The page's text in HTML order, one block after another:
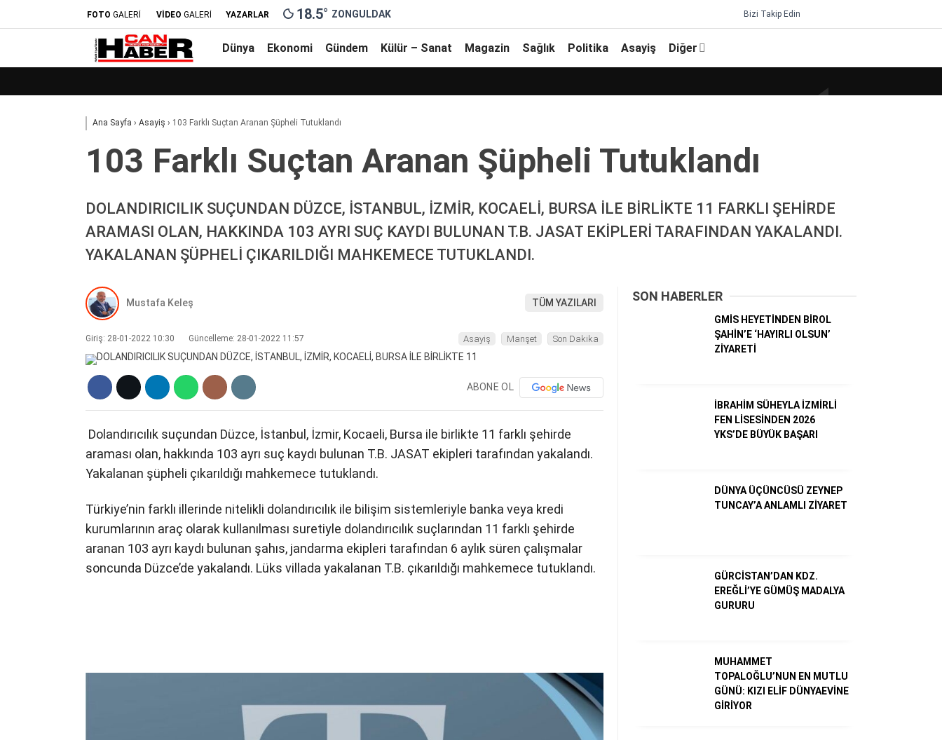
Gündem
Külür – Sanat
Sağlık
Diğer
FOTO GALERİ VİDEO GALERİ YAZARLAR 18.5° ZONGULDAK Bizi Takip Edin
Dünya Ekonomi Gündem Külür – Sanat Magazin Sağlık Politika Asayiş Diğer
Ana Sayfa › Asayiş › 103 Farklı Suçtan Aranan Şüpheli̇ Tutuklandı
103 Farklı Suçtan Aranan Şüpheli̇ Tutuklandı
DOLANDIRICILIK SUÇUNDAN DÜZCE, İSTANBUL, İZMİR, KOCAELİ, BURSA İLE BİRLİKTE 11 FARKLI ŞEHİRDE
ARAMASI OLAN, HAKKINDA 103 AYRI SUÇ KAYDI BULUNAN T.B. JASAT EKİPLERİ TARAFINDAN YAKALANDI.
YAKALANAN ŞÜPHELİ ÇIKARILDIĞI MAHKEMECE TUTUKLANDI.
Mustafa Keleş TÜM YAZILARI
Giriş: 28-01-2022 10:30 Güncelleme: 28-01-2022 11:57 Asayiş Manşet Son Dakika
ABONE OL
Dolandırıcılık suçundan Düzce, İstanbul, İzmir, Kocaeli, Bursa ile birlikte 11 farklı şehirde
araması olan, hakkında 103 ayrı suç kaydı bulunan T.B. JASAT ekipleri tarafından yakalandı.
Yakalanan şüpheli çıkarıldığı mahkemece tutuklandı.
Türkiye’nin farklı illerinde nitelikli dolandırıcılık ile bilişim sistemleriyle banka veya kredi
kurumlarının araç olarak kullanılması suretiyle dolandırıcılık suçlarından 11 farklı şehirde
aranan 103 ayrı kaydı bulunan şahıs, jandarma ekipleri tarafından 6 aylık süren çalışmalar
soncunda Düzce’de yakalandı. Lüks villada yakalanan T.B. çıkarıldığı mahkemece tutuklandı.
SON HABERLER
GMİS HEYETİNDEN BİROL
ŞAHİN’E ‘HAYIRLI OLSUN’
ZİYARETİ
İBRAHİM SÜHEYLA İZMİRLİ
FEN LİSESİNDEN 2026
YKS’DE BÜYÜK BAŞARI
DÜNYA ÜÇÜNCÜSÜ ZEYNEP
TUNCAY’A ANLAMLI ZİYARET
GÜRCİSTAN’DAN KDZ.
EREĞLİ’YE GÜMÜŞ MADALYA
GURURU
MUHAMMET
TOPALOĞLU’NUN EN MUTLU
GÜNÜ: KIZI ELİF DÜNYAEVİNE
GİRİYOR